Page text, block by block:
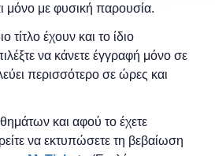
μόνο με φυσική παρουσία.
τίτλο έχουν και το ίδιο
να κάνετε έγγραφή μόνο σε
περισσότερο σε ώρες και
και αφού το έχετε
να εκτυπώσετε τη βεβαίωση